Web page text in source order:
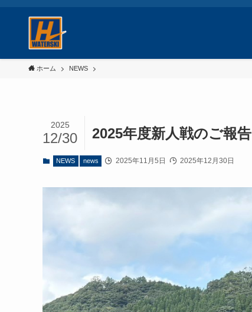
ホーム NEWS
2025年度新人戦のご報告
2025
12/30
NEWS news 2025年11月5日 2025年12月30日